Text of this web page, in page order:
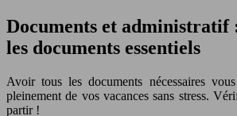
Documents et administratif
les documents essentiels
Avoir tous les documents nécessaires
pleinement de vos vacances sans stress.
partir !